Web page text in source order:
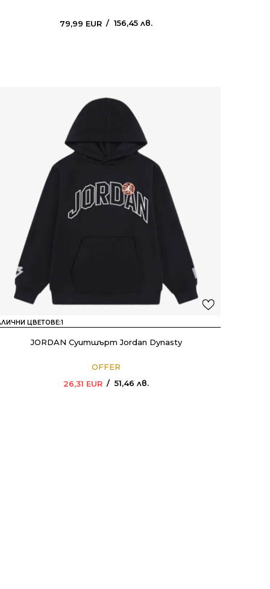
79,99 EUR 156,45 лв.
ЦВЕТОВЕ:1
JORDAN Суитшърт Jordan Dynasty
OFFER
26,31 EUR 51,46 лв.